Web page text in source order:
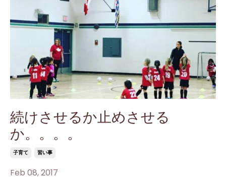
続けさせるか止めさせる
か。。。。
子育て 習い事
Feb 08, 2017